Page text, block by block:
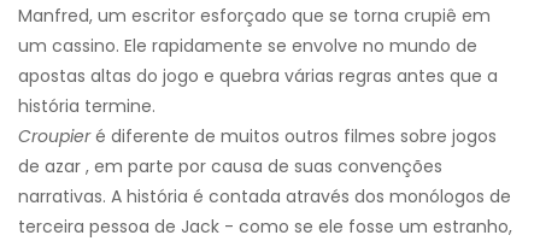
Manfred, um escritor esforçado que se torna crupiê em
um cassino. Ele rapidamente se envolve no mundo de
apostas altas do jogo e quebra várias regras antes que a
história termine.
Croupieré diferente de muitos outros filmes sobre jogos
de azar , em parte por causa de suas convenções
narrativas. A história é contada através dos monólogos de
terceira pessoa de Jack - como se ele fosse um estranho,